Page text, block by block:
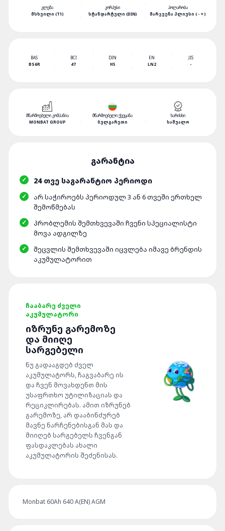
ᲙᲚᲔᲛᲐ
ᲛᲡᲮᲕᲘᲚᲘ (T1)
ᲙᲝᲠᲞᲣᲡᲘ
ᲡᲢᲐᲜᲓᲐᲠᲢᲣᲚᲘ (DIN)
ᲞᲝᲚᲐᲠᲝᲑᲐ
ᲛᲐᲠᲯᲕᲔᲜᲐ ᲞᲚᲘᲣᲡᲘ ( - + )
BAS
BS6R
BCI
47
DIN
H5
EN
LN2
JIS
-
MONBAT GROUP
ᲛᲬᲐᲠᲛᲝᲔᲑᲔᲚᲘ ᲙᲝᲛᲞᲐᲜᲘᲐ
ᲑᲣᲚᲒᲐᲠᲔᲗᲘ
ᲛᲬᲐᲠᲛᲝᲔᲑᲔᲚᲘ ᲥᲕᲔᲧᲐᲜᲐ
ᲡᲐᲨᲣᲐᲚᲝ
ᲮᲐᲠᲘᲡᲮᲘ
24 ᲗᲕᲔ ᲡᲐᲒᲐᲠᲐᲜᲢᲘᲝ ᲞᲔᲠᲘᲝᲓᲘ
ᲐᲠ ᲡᲐᲭᲘᲠᲝᲔᲑᲡ ᲞᲔᲠᲘᲝᲓᲣᲚ 3 ᲐᲜ 6 ᲗᲕᲔᲨᲘ ᲔᲠᲗᲮᲔᲚ
ᲨᲔᲛᲝᲬᲛᲔᲑᲐᲡ
ᲞᲠᲝᲑᲚᲔᲛᲘᲡ ᲨᲔᲛᲗᲮᲕᲔᲕᲐᲨᲘ ᲩᲕᲔᲜᲘ ᲡᲞᲔᲪᲘᲐᲚᲘᲡᲢᲘ
ᲛᲝᲕᲐ ᲐᲓᲒᲘᲚᲖᲔ
ᲨᲔᲪᲕᲚᲘᲡ ᲨᲔᲛᲗᲮᲕᲔᲕᲐᲨᲘ ᲘᲪᲕᲚᲔᲑᲐ ᲘᲛᲐᲕᲔ ᲑᲠᲔᲜᲓᲘᲡ
ᲐᲙᲣᲛᲣᲚᲐᲢᲝᲠᲘᲗ
ᲩᲐᲐᲑᲐᲠᲔ ᲫᲕᲔᲚᲘ
ᲐᲙᲣᲛᲣᲚᲐᲢᲝᲠᲘ
ᲘᲖᲠᲣᲜᲔ ᲒᲐᲠᲔᲛᲝᲖᲔ
ᲓᲐ ᲛᲘᲘᲦᲔ
ᲡᲐᲠᲒᲔᲑᲔᲚᲘ
ნუ გადააგდებ ძველ
აკუმულატორს, ჩაგვაბარე ის
და ჩვენ მოვახდენთ მის
უსაფრთხო უტილიზაციას და
რეციკლირებას. ამით იზრუნებ
გარემოზე, არ დააბინძურებ
მავნე ნარჩენებისგან მას და
მიიღებ სარგებელს ჩვენგან
ფასდაკლებას ახალი
აკუმულატორის შეძენისას.
Monbat 60Ah 640 A(EN) AGM